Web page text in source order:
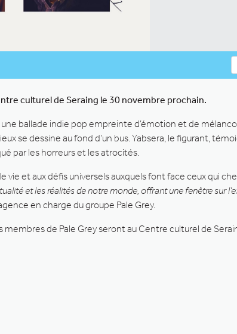
culturel de Seraing le 30 novembre prochain.
une ballade indie pop empreinte d’émotion et de
se dessine au fond d’un bus. Yabsera, le figurant,
par les horreurs et les atrocités.
vie et aux défis universels auxquels font face ceux qui
et les réalités de notre monde, offrant une fenêtre sur
en charge du groupe Pale Grey.
de Pale Grey seront au Centre culturel de